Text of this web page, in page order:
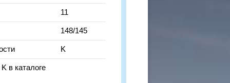
11
148/145
K
в каталоге